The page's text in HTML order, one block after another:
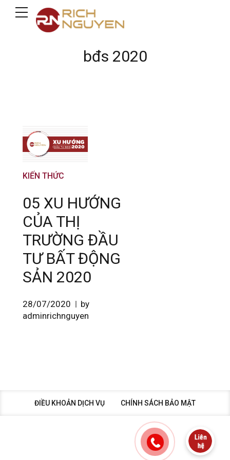
bđs 2020
KIẾN THỨC
05 XU HƯỚNG
CỦA THỊ
TRƯỜNG ĐẦU
TƯ BẤT ĐỘNG
SẢN 2020
28/07/2020
by
adminrichnguyen
ĐIỀU KHOẢN DỊCH VỤ CHÍNH SÁCH BẢO MẬT